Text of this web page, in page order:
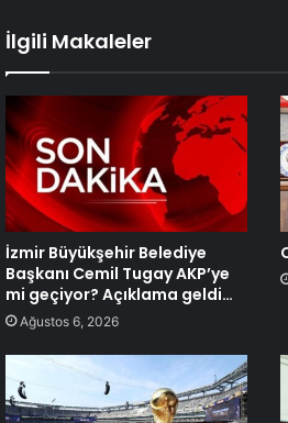
İlgili Makaleler
İzmir Büyükşehir Belediye
Başkanı Cemil Tugay AKP’ye
mi geçiyor? Açıklama geldi…
Ağustos 6, 2026